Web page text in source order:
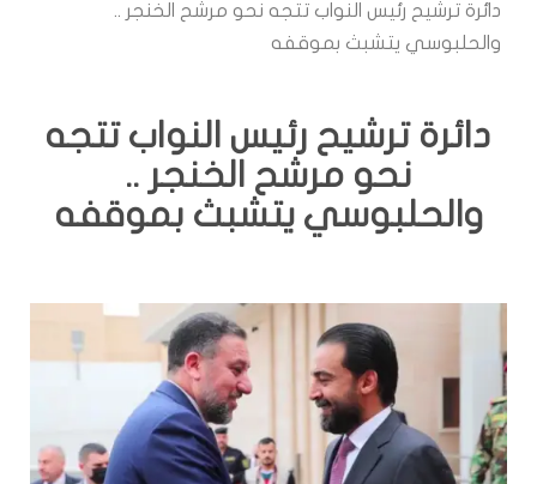
دائرة ترشيح رئيس النواب تتجه نحو مرشح الخنجر ..
والحلبوسي يتشبث بموقفه
دائرة ترشيح رئيس النواب تتجه
نحو مرشح الخنجر ..
والحلبوسي يتشبث بموقفه